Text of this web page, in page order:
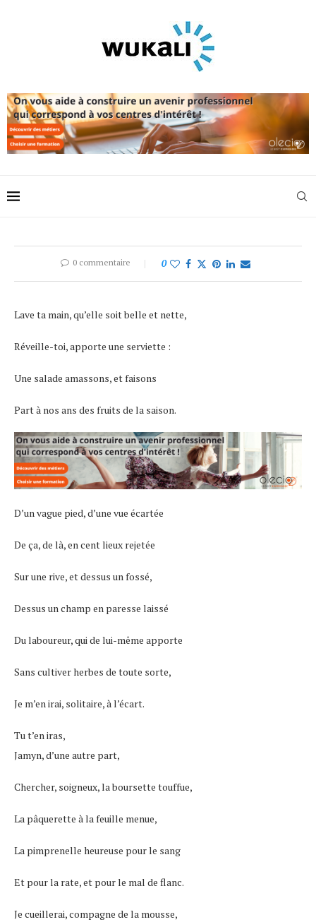
0 commentaire 0
Lave ta main, qu’elle soit belle et nette,
Réveille-toi, apporte une serviette :
Une salade amassons, et faisons
Part à nos ans des fruits de la saison.
D’un vague pied, d’une vue écartée
De ça, de là, en cent lieux rejetée
Sur une rive, et dessus un fossé,
Dessus un champ en paresse laissé
Du laboureur, qui de lui-même apporte
Sans cultiver herbes de toute sorte,
Je m’en irai, solitaire, à l’écart.
Tu t’en iras,
Jamyn, d’une autre part,
Chercher, soigneux, la boursette touffue,
La pâquerette à la feuille menue,
La pimprenelle heureuse pour le sang
Et pour la rate, et pour le mal de flanc.
Je cueillerai, compagne de la mousse,